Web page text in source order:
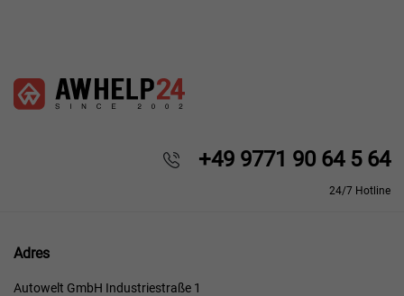
+49 9771 90 64 5 64
24/7 Hotline
Adres
Autowelt GmbH Industriestraße 1